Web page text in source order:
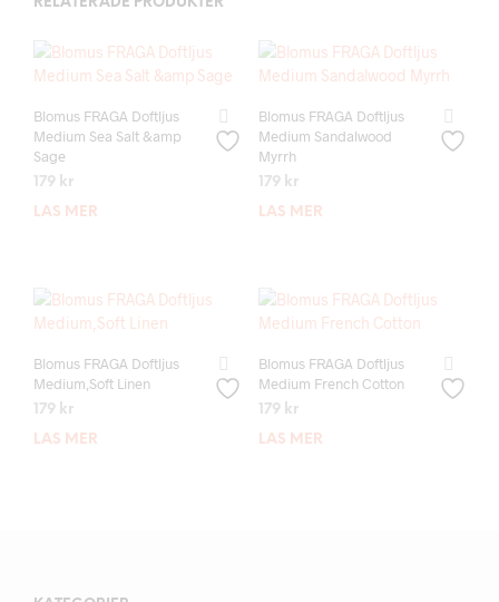
Blomus FRAGA Doftljus
Medium Sea Salt &amp
Sage
179 kr
LÄS MER
Blomus FRAGA Doftljus
Medium Sandalwood
Myrrh
179 kr
LÄS MER
Blomus FRAGA Doftljus
Medium,Soft Linen
179 kr
LÄS MER
Blomus FRAGA Doftljus
Medium French Cotton
179 kr
LÄS MER